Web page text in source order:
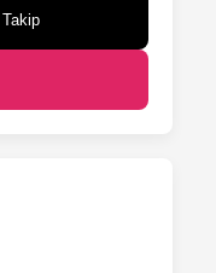
Takip